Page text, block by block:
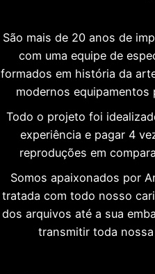
São mais de 20 anos de
com uma equipe de
formados em história da
modernos equipamentos
Todo o projeto foi
experiência e pagar 4
reproduções em
Somos apaixonados por
tratada com todo nosso
dos arquivos até a sua
transmitir toda nossa